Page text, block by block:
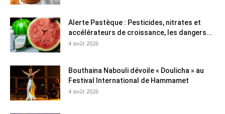
Alerte Pastèque : Pesticides, nitrates et
accélérateurs de croissance, les dangers...
4 août 2026
Bouthaina Nabouli dévoile « Doulicha » au
Festival International de Hammamet
4 août 2026